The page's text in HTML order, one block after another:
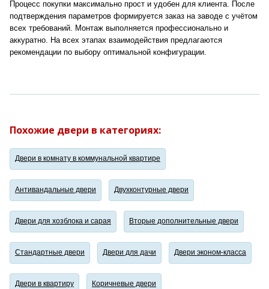
Процесс покупки максимально прост и удобен для клиента. После
подтверждения параметров формируется заказ на заводе с учётом
всех требований. Монтаж выполняется профессионально и
аккуратно. На всех этапах взаимодействия предлагаются
рекомендации по выбору оптимальной конфигурации.
Похожие двери в категориях:
Двери в комнату в коммунальной квартире
Антивандальные двери Двухконтурные двери
Двери для хозблока и сарая Вторые дополнительные двери
Стандартные двери Двери для дачи Двери эконом-класса
Двери в квартиру Коричневые двери